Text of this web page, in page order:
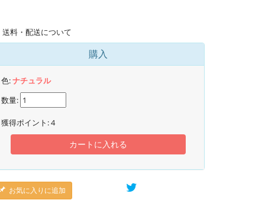
送料・配送について
購入
色:ナチュラル
数量:
獲得ポイント:4
カートに入れる
お気に入りに追加